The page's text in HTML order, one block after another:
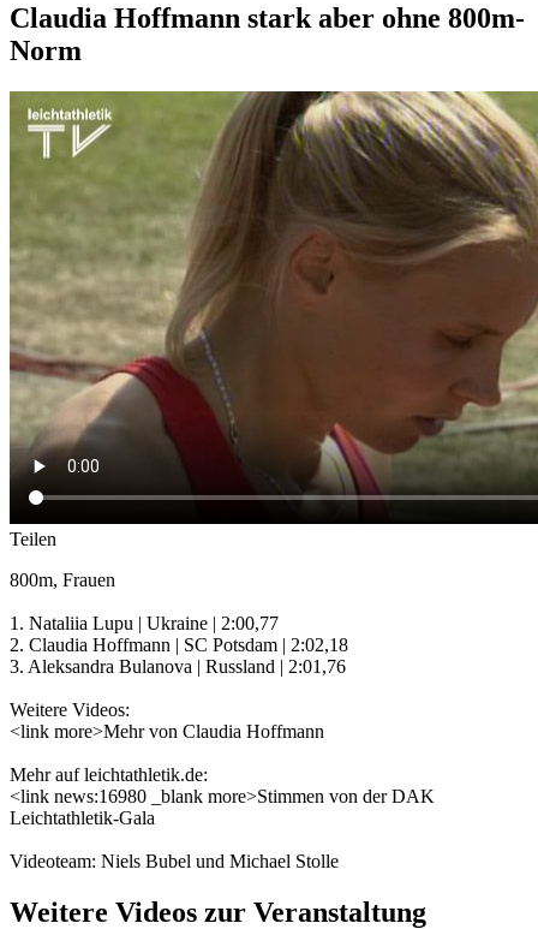
Claudia Hoffmann stark aber ohne 800m-
Norm
Teilen
800m, Frauen
1. Nataliia Lupu | Ukraine | 2:00,77
2. Claudia Hoffmann | SC Potsdam | 2:02,18
3. Aleksandra Bulanova | Russland | 2:01,76
Weitere Videos:
<link more>Mehr von Claudia Hoffmann
Mehr auf leichtathletik.de:
<link news:16980 _blank more>Stimmen von der DAK
Leichtathletik-Gala
Videoteam: Niels Bubel und Michael Stolle
Weitere Videos zur Veranstaltung